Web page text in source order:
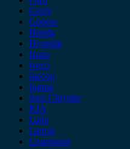
Geely
Gonow
Honda
Hyundai
Isuzu
iveco
Jaecoo
Jaguar
Jeep Chrysler
KIA
Lada
Lancia
Leapmotor